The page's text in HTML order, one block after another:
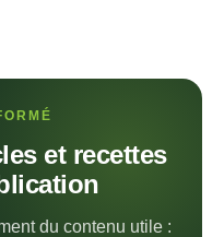
et recettes
du contenu utile :